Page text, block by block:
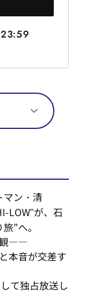
マン・清
LOW"が、石
”へ。
観――
本音が交差す
て独占放送し